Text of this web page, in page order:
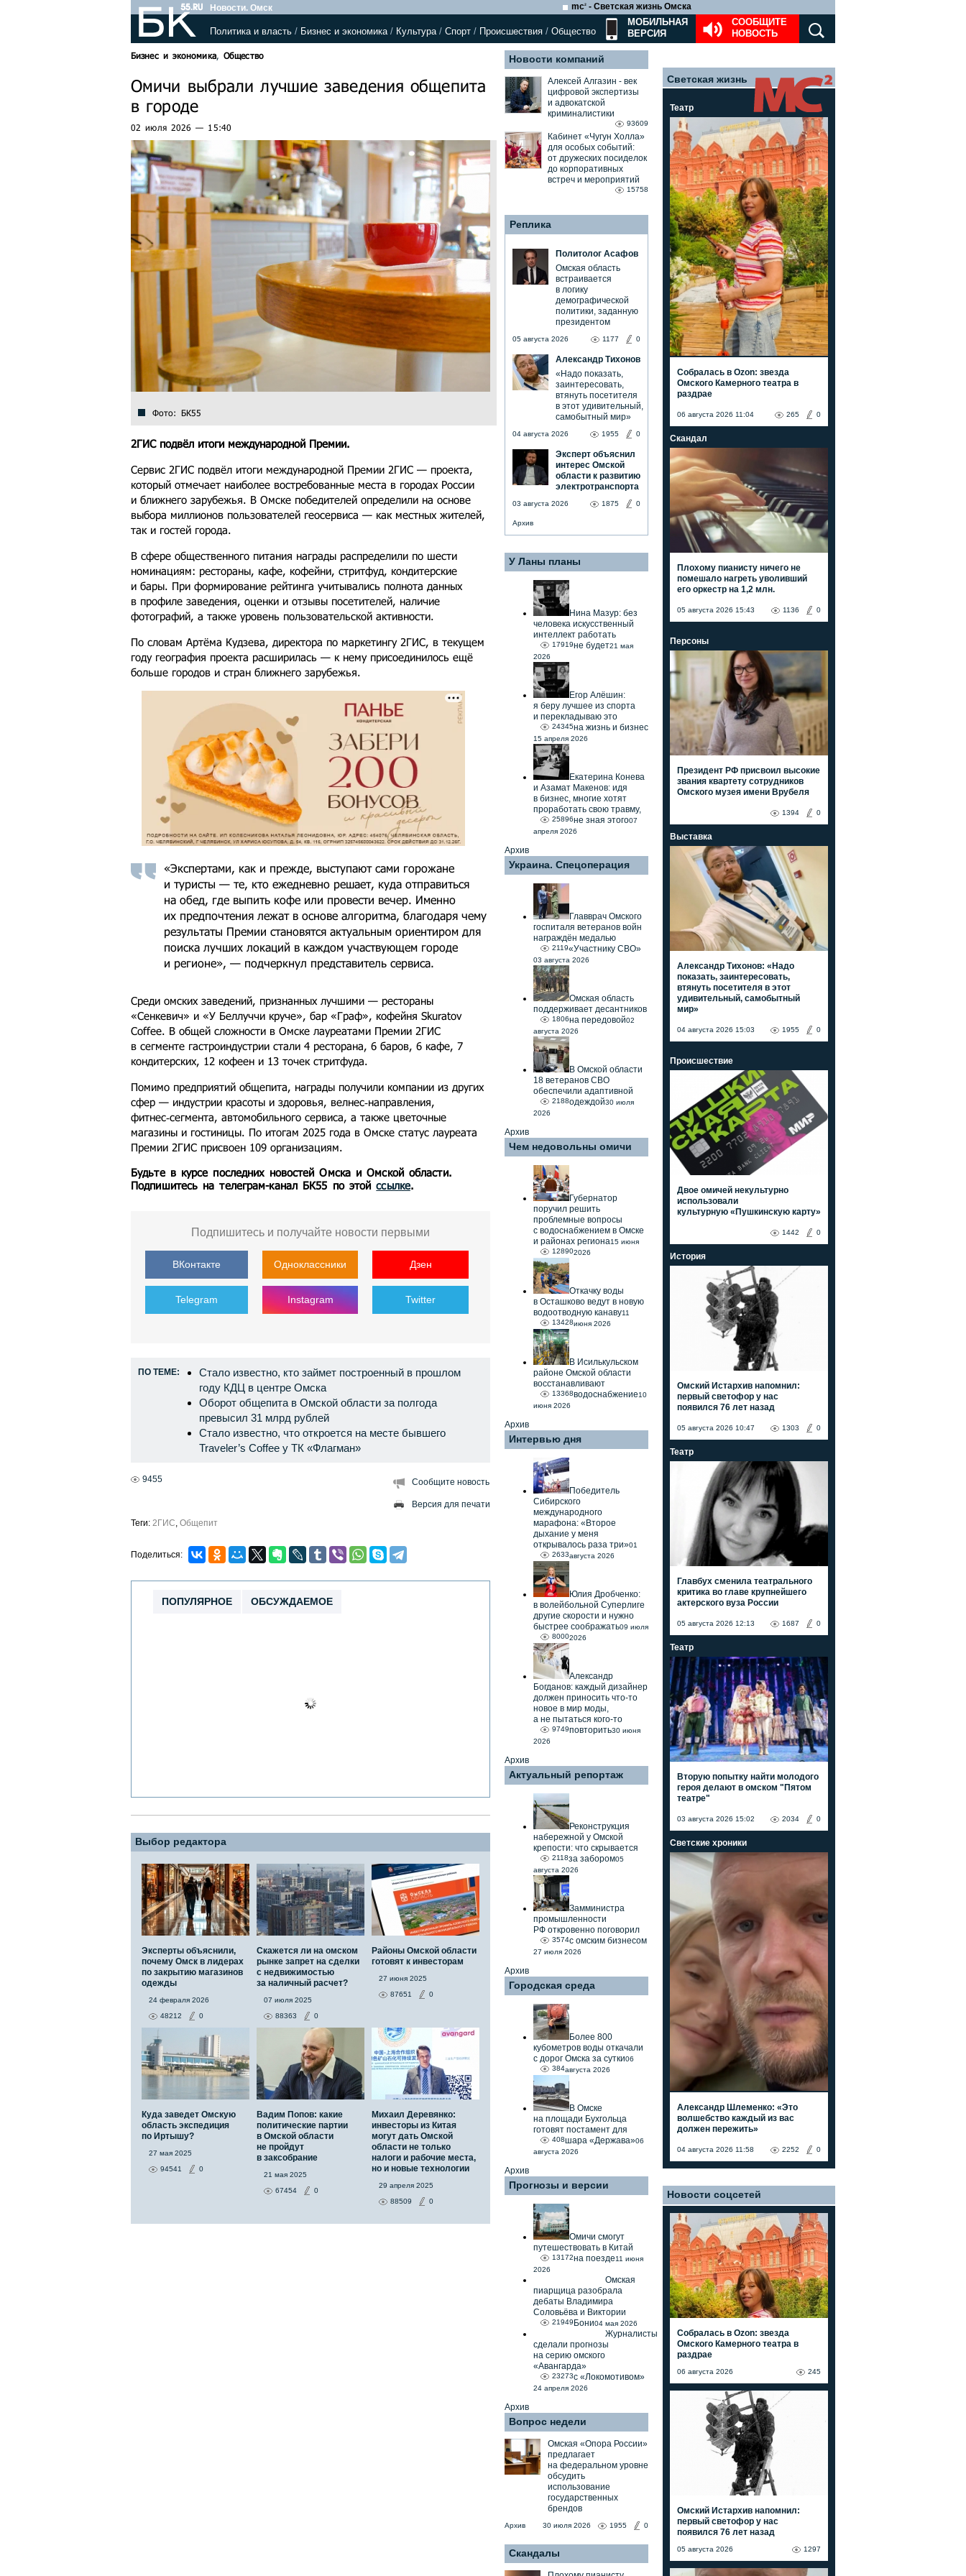
Новости. Омск mc2 - Светская жизнь Омска
Политика и власть / Бизнес и экономика/ Культура/ Спорт / Происшествия / Общество
СООБЩИТЕ
НОВОСТЬ
МОБИЛЬНАЯ
ВЕРСИЯ
Бизнес и экономика,Общество
Омичи выбрали лучшие заведения общепита
в городе
02 июля 2026 — 15:40
Фото: БК55
2ГИС подвёл итоги международной Премии.
Сервис 2ГИС подвёл итоги международной Премии 2ГИС — проекта,
который отмечает наиболее востребованные места в городах России
и ближнего зарубежья. В Омске победителей определили на основе
выбора миллионов пользователей геосервиса — как местных жителей,
так и гостей города.
В сфере общественного питания награды распределили по шести
номинациям: рестораны, кафе, кофейни, стритфуд, кондитерские
и бары. При формирование рейтинга учитывались полнота данных
в профиле заведения, оценки и отзывы посетителей, наличие
фотографий, а также уровень пользовательской активности.
По словам Артёма Кудзева, директора по маркетингу 2ГИС, в текущем
году география проекта расширилась — к нему присоединилось ещё
больше городов и стран ближнего зарубежья.
«Экспертами, как и прежде, выступают сами горожане
и туристы — те, кто ежедневно решает, куда отправиться
на обед, где выпить кофе или провести вечер. Именно
их предпочтения лежат в основе алгоритма, благодаря чему
результаты Премии становятся актуальным ориентиром для
поиска лучших локаций в каждом участвующем городе
и регионе», — подчеркнул представитель сервиса.
Среди омских заведений, признанных лучшими — рестораны
«Сенкевич» и «У Беллуччи круче», бар «Граф», кофейня Skuratov
Coffee. В общей сложности в Омске лауреатами Премии 2ГИС
в сегменте гастроиндустрии стали 4 ресторана, 6 баров, 6 кафе, 7
кондитерских, 12 кофеен и 13 точек стритфуда.
Помимо предприятий общепита, награды получили компании из других
сфер — индустрии красоты и здоровья, велнес‑направления,
фитнес‑сегмента, автомобильного сервиса, а также цветочные
магазины и гостиницы. По итогам 2025 года в Омске статус лауреата
Премии 2ГИС присвоен 109 организациям.
Будьте в курсе последних новостей Омска и Омской области.
Подпишитесь на телеграм-канал БК55 по этойссылке.
Подпишитесь и получайте новости первыми
ВКонтакте Одноклассники Дзен
Telegram Instagram Twitter
ПО ТЕМЕ:
Стало известно, кто займет построенный в прошлом
году КДЦ в центре Омска
Оборот общепита в Омской области за полгода
превысил 31 млрд рублей
Стало известно, что откроется на месте бывшего
Traveler’s Coffee у ТК «Флагман»
9455 Сообщите новость
Версия для печати
Теги: 2ГИС, Общепит
Поделиться:
ПОПУЛЯРНОЕ ОБСУЖДАЕМОЕ
Выбор редактора
Эксперты объяснили,
почему Омск в лидерах
по закрытию магазинов
одежды
24 февраля 2026
48212
0
Скажется ли на омском
рынке запрет на сделки
с недвижимостью
за наличный расчет?
07 июля 2025
88363
0
Районы Омской области
готовят к инвесторам
27 июня 2025
87651
0
Куда заведет Омскую
область экспедиция
по Иртышу?
27 мая 2025
94541
0
Вадим Попов: какие
политические партии
в Омской области
не пройдут
в заксобрание
21 мая 2025
67454
0
Михаил Деревянко:
инвесторы из Китая
могут дать Омской
области не только
налоги и рабочие места,
но и новые технологии
29 апреля 2025
88509
0
Новости компаний
Алексей Алгазин ⁃ век
цифровой экспертизы
и адвокатской
криминалистики
93609
Кабинет «Чугун Холла»
для особых событий:
от дружеских посиделок
до корпоративных
встреч и мероприятий
15758
Реплика
Политолог Асафов
Омская область
встраивается
в логику
демографической
политики, заданную
президентом
1177 0
05 августа 2026
Александр Тихонов
«Надо показать,
заинтересовать,
втянуть посетителя
в этот удивительный,
самобытный мир»
1955 0
04 августа 2026
Эксперт объяснил
интерес Омской
области к развитию
электротранспорта
1875 0
03 августа 2026
Архив
У Ланы планы
Нина Мазур: без
человека искусственный
интеллект работать
не будет
17919
21 мая
2026
Егор Алёшин:
я беру лучшее из спорта
и перекладываю это
на жизнь и бизнес
24345
15 апреля 2026
Екатерина Конева
и Азамат Макенов: идя
в бизнес, многие хотят
проработать свою травму,
не зная этого
25896
07
апреля 2026
Архив
Украина. Спецоперация
Главврач Омского
госпиталя ветеранов войн
награждён медалью
«Участнику СВО»
2119
03 августа 2026
Омская область
поддерживает десантников
на передовой
1806
02
августа 2026
В Омской области
18 ветеранов СВО
обеспечили адаптивной
одеждой
2188
30 июля
2026
Архив
Чем недовольны омичи
Губернатор
поручил решить
проблемные вопросы
с водоснабжением в Омске
и районах региона
12890
15 июня
2026
Откачку воды
в Осташково ведут в новую
водоотводную канаву
13428
11
июня 2026
В Исилькульском
районе Омской области
восстанавливают
водоснабжение
13368
10
июня 2026
Архив
Интервью дня
Победитель
Сибирского
международного
марафона: «Второе
дыхание у меня
открывалось раза три»
2633
01
августа 2026
Юлия Дробченко:
в волейбольной Суперлиге
другие скорости и нужно
быстрее соображать
8000
09 июля
2026
Александр
Богданов: каждый дизайнер
должен приносить что-то
новое в мир моды,
а не пытаться кого-то
повторить
9749
30 июня
2026
Архив
Актуальный репортаж
Реконструкция
набережной у Омской
крепости: что скрывается
за забором
2118
05
августа 2026
Замминистра
промышленности
РФ откровенно поговорил
с омским бизнесом
3574
27 июля 2026
Архив
Городская среда
Более 800
кубометров воды откачали
с дорог Омска за сутки
384
06
августа 2026
В Омске
на площади Бухгольца
готовят постамент для
шара «Держава»
408
06
августа 2026
Архив
Прогнозы и версии
Омичи смогут
путешествовать в Китай
на поезде
13172
11 июня
2026
Омская
пиарщица разобрала
дебаты Владимира
Соловьёва и Виктории
Бони
21949 04 мая 2026
Журналисты
сделали прогнозы
на серию омского
«Авангарда»
с «Локомотивом»
23273
24 апреля 2026
Архив
Вопрос недели
Омская «Опора России»
предлагает
на федеральном уровне
обсудить
использование
государственных
брендов
Архив 30 июля 2026 1955 0
Скандалы
Светская жизнь
Театр
Собралась в Ozon: звезда
Омского Камерного театра в
раздрае
06 августа 2026 11:04 0
265
Скандал
Плохому пианисту ничего не
помешало нагреть уволивший
его оркестр на 1,2 млн.
05 августа 2026 15:43 0
1136
Персоны
Президент РФ присвоил высокие
звания квартету сотрудников
Омского музея имени Врубеля
0
1394
Выставка
Александр Тихонов: «Надо
показать, заинтересовать,
втянуть посетителя в этот
удивительный, самобытный
мир»
04 августа 2026 15:03 0
1955
Происшествие
Двое омичей некультурно
использовали
культурную «Пушкинскую карту»
0
1442
История
Омский Истархив напомнил:
первый светофор у нас
появился 76 лет назад
05 августа 2026 10:47 0
1303
Театр
Главбух сменила театрального
критика во главе крупнейшего
актерского вуза России
05 августа 2026 12:13 0
1687
Театр
Вторую попытку найти молодого
героя делают в омском "Пятом
театре"
03 августа 2026 15:02 0
2034
Светские хроники
Александр Шлеменко: «Это
волшебство каждый из вас
должен пережить»
04 августа 2026 11:58 0
2252
Новости соцсетей
Собралась в Ozon: звезда
Омского Камерного театра в
раздрае
245
06 августа 2026
Омский Истархив напомнил:
первый светофор у нас
появился 76 лет назад
1297
05 августа 2026